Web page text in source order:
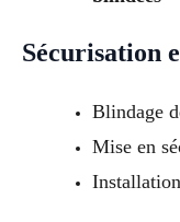
Sécurisation
Blindage
Mise en